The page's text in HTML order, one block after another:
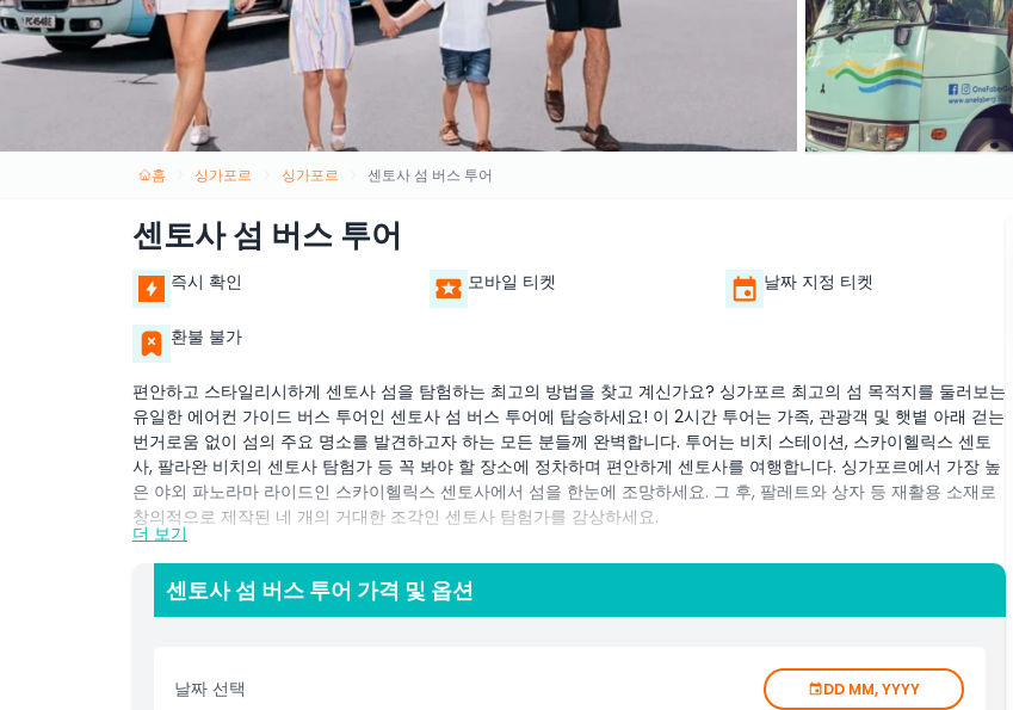
홈 싱가포르 싱가포르 센토사 섬 버스 투어
센토사 섬 버스 투어
즉시 확인 모바일 티켓 날짜 지정 티켓
환불 불가
편안하고 스타일리시하게 센토사 섬을 탐험하는 최고의 방법을 찾고 계신가요? 싱가포르 최고의 섬 목적지를 둘러보는
유일한 에어컨 가이드 버스 투어인 센토사 섬 버스 투어에 탑승하세요! 이 2시간 투어는 가족, 관광객 및 햇볕 아래 걷는
번거로움 없이 섬의 주요 명소를 발견하고자 하는 모든 분들께 완벽합니다. 투어는 비치 스테이션, 스카이헬릭스 센토
사, 팔라완 비치의 센토사 탐험가 등 꼭 봐야 할 장소에 정차하며 편안하게 센토사를 여행합니다. 싱가포르에서 가장 높
은 야외 파노라마 라이드인 스카이헬릭스 센토사에서 섬을 한눈에 조망하세요. 그 후, 팔레트와 상자 등 재활용 소재로
창의적으로 제작된 네 개의 거대한 조각인 센토사 탐험가를 감상하세요.
생기 넘치는 센트럴 비치 바자를 놓치지 마시고, 인터내셔널 푸드 스트리트를 따라 산책하며 다양한 세계 각국의 길거
리 음식을 즐기세요.
리하게 탐험할 수 있습니다!
더 보기
센토사 섬 버스 투어 가격 및 옵션
날짜 선택 DD MM, YYYY